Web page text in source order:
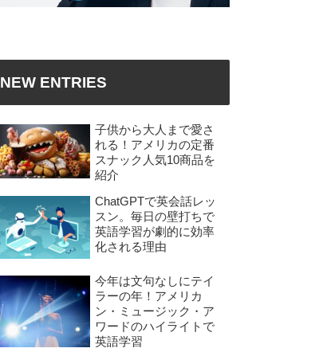
NEW ENTRIES
子供から大人まで愛さ
れる！アメリカの定番
スナック人気10商品を
紹介
ChatGPTで英会話レッ
スン。毎日の壁打ちで
英語学習が劇的に効率
化される理由
今年は文句なしにテイ
ラーの年！アメリカ
ン・ミュージック・ア
ワードのハイライトで
英語学習